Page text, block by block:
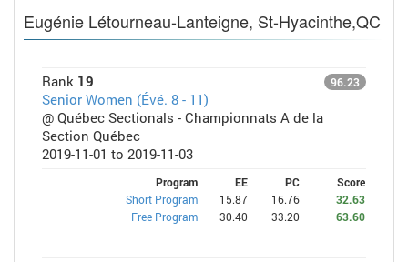
Eugénie Létourneau-Lanteigne, St-Hyacinthe,QC
Rank 19 96.23
Senior Women (Évé. 8 - 11)
@ Québec Sectionals - Championnats A de la
Section Québec
2019-11-01 to 2019-11-03
Program EE PC
Score
Short Program
15.87 16.76
32.63
Free Program
30.40 33.20 63.60